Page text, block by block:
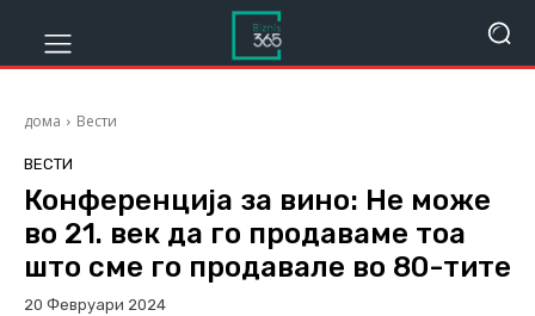
дома Вести
ВЕСТИ
Конференција за вино: Не може
во 21. век да го продаваме тоа
што сме го продавале во 80-тите
20 Февруари 2024